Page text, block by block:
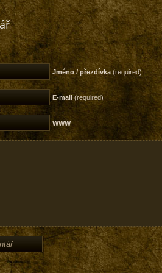
Jméno / přezdívka(required)
E-mail(required)
WWW